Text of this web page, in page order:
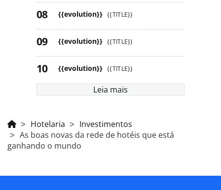
{{evolution}} {{TITLE}}
{{evolution}} {{TITLE}}
{{evolution}} {{TITLE}}
Leia mais
Hotelaria
Investimentos
As boas novas da rede de hotéis que está
ganhando o mundo